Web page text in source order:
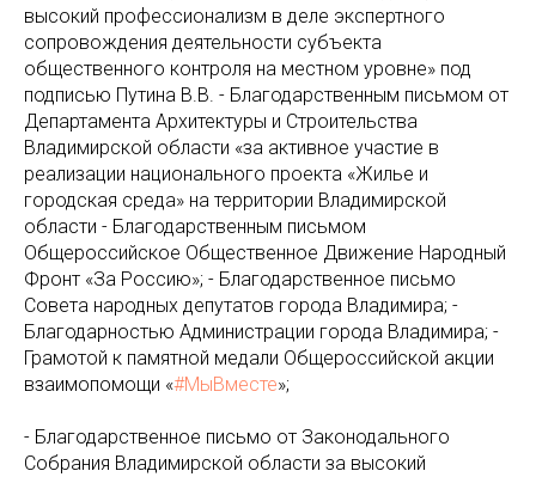
высокий профессионализм в деле экспертного
сопровождения деятельности субъекта
общественного контроля на местном уровне» под
подписью Путина В.В. - Благодарственным письмом от
Департамента Архитектуры и Строительства
Владимирской области «за активное участие в
реализации национального проекта «Жилье и
городская среда» на территории Владимирской
области - Благодарственным письмом
Общероссийское Общественное Движение Народный
Фронт «За Россию»; - Благодарственное письмо
Совета народных депутатов города Владимира; -
Благодарностью Администрации города Владимира; -
Грамотой к памятной медали Общероссийской акции
взаимопомощи «#МыВместе»;
- Благодарственное письмо от Законодального
Собрания Владимирской области за высокий